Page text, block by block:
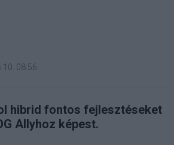
08:56
hibrid fontos fejlesztéseket
Allyhoz képest.